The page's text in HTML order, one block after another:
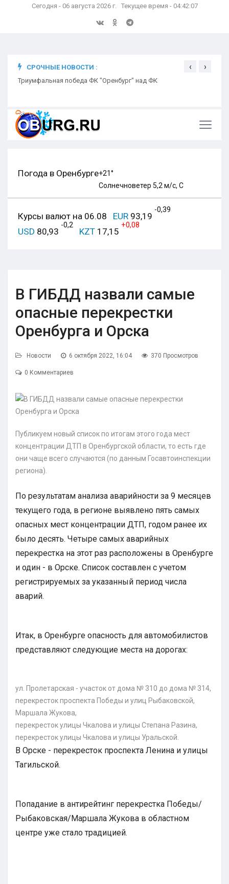
Сегодня - 06 августа 2026 г. Текущее время - 04:42:08
СРОЧНЫЕ НОВОСТИ :
Триумфальная победа ФК "Оренбург" над ФК
‹ ›
Погода в Оренбурге+21°
Солнечноветер 5,2 м/с, С
Курсы валют на 06.08 EUR 93,19
-0,39
USD 80,93
-0,2
KZT 17,15
+0,08
В ГИБДД назвали самые
опасные перекрестки
Оренбурга и Орска
Новости 6 октября 2022, 16:04 370 Просмотров
0 Комментариев
Публикуем новый список по итогам этого года мест
концентрации ДТП в Оренбургской области, то есть где
они чаще всего случаются (по данным Госавтоинспекции
региона).
По результатам анализа аварийности за 9 месяцев
текущего года, в регионе выявлено пять самых
опасных мест концентрации ДТП, годом ранее их
было десять. Четыре самых аварийных
перекрестка на этот раз расположены в Оренбурге
и один - в Орске. Список составлен с учетом
регистрируемых за указанный период числа
аварий.
Итак, в Оренбурге опасность для автомобилистов
представляют следующие места на дорогах:
ул. Пролетарская - участок от дома № 310 до дома № 314,
перекресток проспекта Победы и улиц Рыбаковской,
Маршала Жукова,
перекресток улицы Чкалова и улицы Степана Разина,
перекресток улицы Чкалова и улицы Уральской.
В Орске - перекресток проспекта Ленина и улицы
Тагильской.
Попадание в антирейтинг перекрестка Победы/
Рыбаковская/Маршала Жукова в областном
центре уже стало традицией.